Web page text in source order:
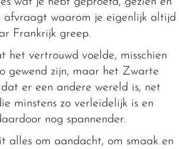
afvraagt waarom je eigenlijk altijd
Frankrijk greep.
het vertrouwd voelde, misschien
gewend zijn, maar het Zwarte
er een andere wereld is, net
minstens zo verleidelijk is en
nog spannender.
alles om aandacht, om smaak en